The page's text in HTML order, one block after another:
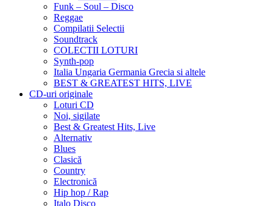
Funk – Soul – Disco
Reggae
Compilatii Selectii
Soundtrack
COLECTII LOTURI
Synth-pop
Italia Ungaria Germania Grecia si altele
BEST & GREATEST HITS, LIVE
CD-uri originale
Loturi CD
Noi, sigilate
Best & Greatest Hits, Live
Alternativ
Blues
Clasică
Country
Electronică
Hip hop / Rap
Italo Disco